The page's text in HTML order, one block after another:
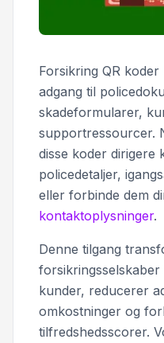
Forsikring QR
adgang til
skadeformularer,
supportressourcer.
disse koder dirigere
policedetaljer,
eller forbinde dem
kontaktoplysninger.
Denne tilgang
kunder, reducerer
omkostninger og
tilfredshedsscorer.